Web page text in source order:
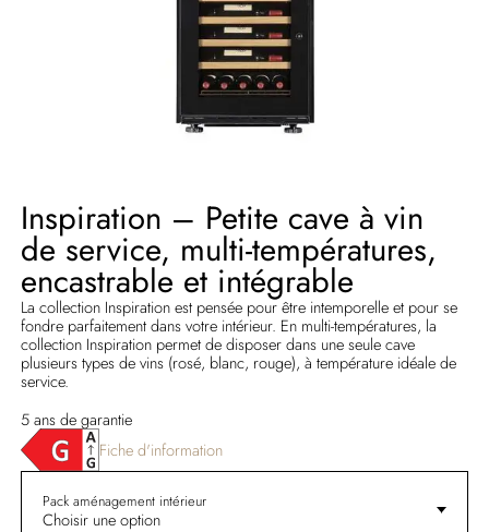
Inspiration – Petite cave à vin
de service, multi-températures,
encastrable et intégrable
La collection Inspiration est pensée pour être intemporelle et pour se
fondre parfaitement dans votre intérieur. En multi-températures, la
collection Inspiration permet de disposer dans une seule cave
plusieurs types de vins (rosé, blanc, rouge), à température idéale de
service.
5 ans de garantie
Fiche d'information
Pack aménagement intérieur
Choisir une option